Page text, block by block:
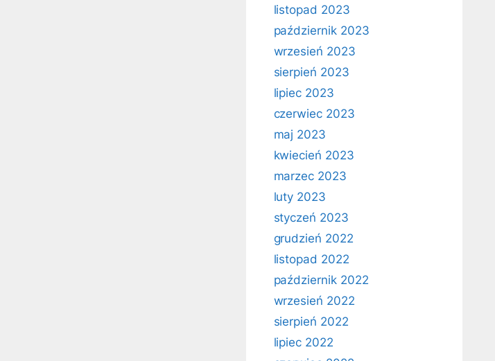
listopad 2023
październik 2023
wrzesień 2023
sierpień 2023
lipiec 2023
czerwiec 2023
maj 2023
kwiecień 2023
marzec 2023
luty 2023
styczeń 2023
grudzień 2022
listopad 2022
październik 2022
wrzesień 2022
sierpień 2022
lipiec 2022